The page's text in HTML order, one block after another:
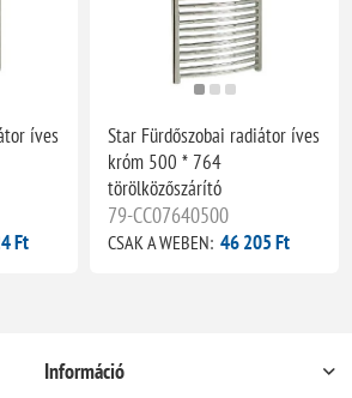
íves
Ft
Star Fürdőszobai radiátor íves
króm 500 * 764
törölközőszárító
79-CC07640500
CSAK A WEBEN: 46 205 Ft
Információ